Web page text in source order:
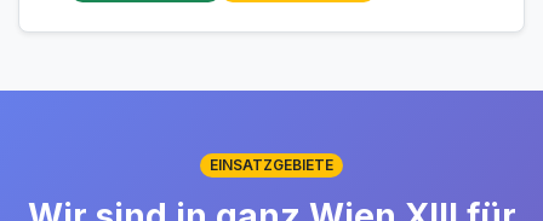
EINSATZGEBIETE